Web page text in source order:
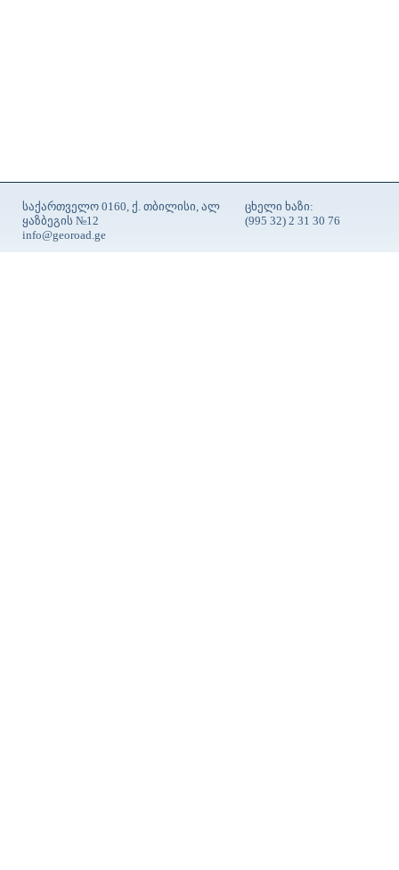
საქართველო 0160, ქ. თბილისი, ალ
ყაზბეგის №12
info@georoad.ge
ცხელი ხაზი:
(995 32) 2 31 30 76